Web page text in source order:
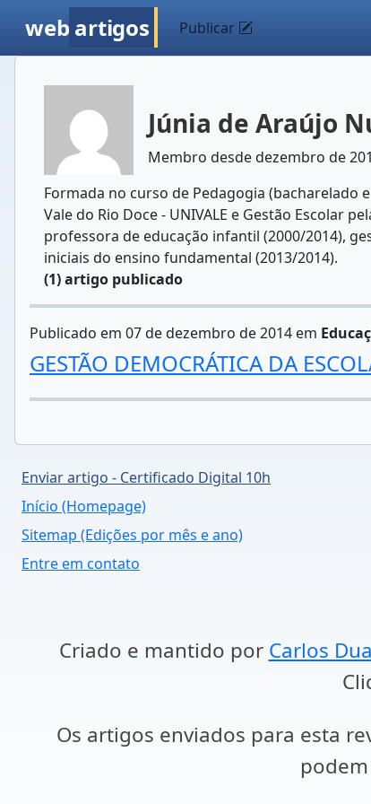
web artigos Publicar
Júnia de Araújo
Membro desde dezembro de
Formada no curso de Pedagogia (bacharelado
Vale do Rio Doce - UNIVALE e Gestão Escolar
professora de educação infantil (2000/2014),
iniciais do ensino fundamental (2013/2014).
(1) artigo publicado
Publicado em 07 de dezembro de 2014 em
GESTÃO DEMOCRÁTICA DA
Enviar artigo - Certificado Digital 10h
Início (Homepage)
Sitemap (Edições por mês e ano)
Entre em contato
Criado e mantido por Carlos
Os artigos enviados para esta